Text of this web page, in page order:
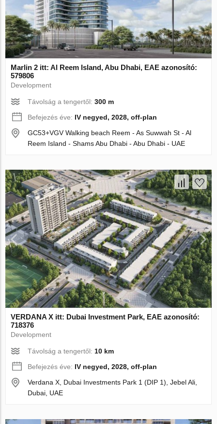
Marlin 2 itt: Al Reem Island, Abu Dhabi, EAE azonosító:
579806
Development
Távolság a tengertől:300 m
Befejezés éve: IV negyed, 2028, off-plan
GC53+VGV Walking beach Reem - As Suwwah St - Al
Reem Island - Shams Abu Dhabi - Abu Dhabi - UAE
VERDANA X itt: Dubai Investment Park, EAE azonosító:
718376
Development
Távolság a tengertől: 10 km
Befejezés éve: IV negyed, 2028, off-plan
Verdana X, Dubai Investments Park 1 (DIP 1), Jebel Ali,
Dubai, UAE